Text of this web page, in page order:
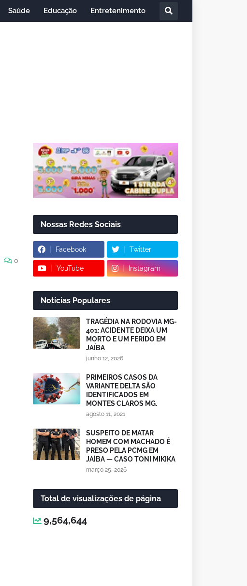
Saúde Educação Entretenimento
0
Nossas Redes Sociais
Facebook Twitter
YouTube Instagram
Notícias Populares
TRAGÉDIA NA RODOVIA MG-
401: ACIDENTE DEIXA UM
MORTO E UM FERIDO EM
JAÍBA
junho 12, 2026
PRIMEIROS CASOS DA
VARIANTE DELTA SÃO
IDENTIFICADOS EM
MONTES CLAROS MG.
agosto 11, 2021
SUSPEITO DE MATAR
HOMEM COM MACHADO É
PRESO PELA PCMG EM
JAÍBA — CASO TONI MIKIKA
março 25, 2026
Total de visualizações de página
9,564,644